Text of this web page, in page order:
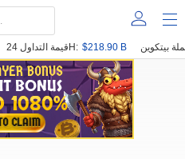
قيمة التداول 24H: $218.90 B